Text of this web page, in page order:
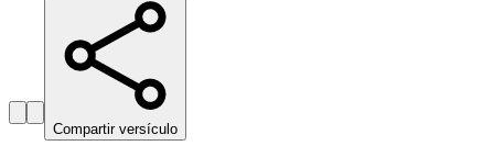
Compartir versículo